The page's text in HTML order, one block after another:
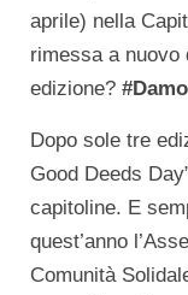
aprile) nella
rimessa a
edizione?
Dopo sole tre
Good Deeds
capitoline. E
quest’anno
Comunità